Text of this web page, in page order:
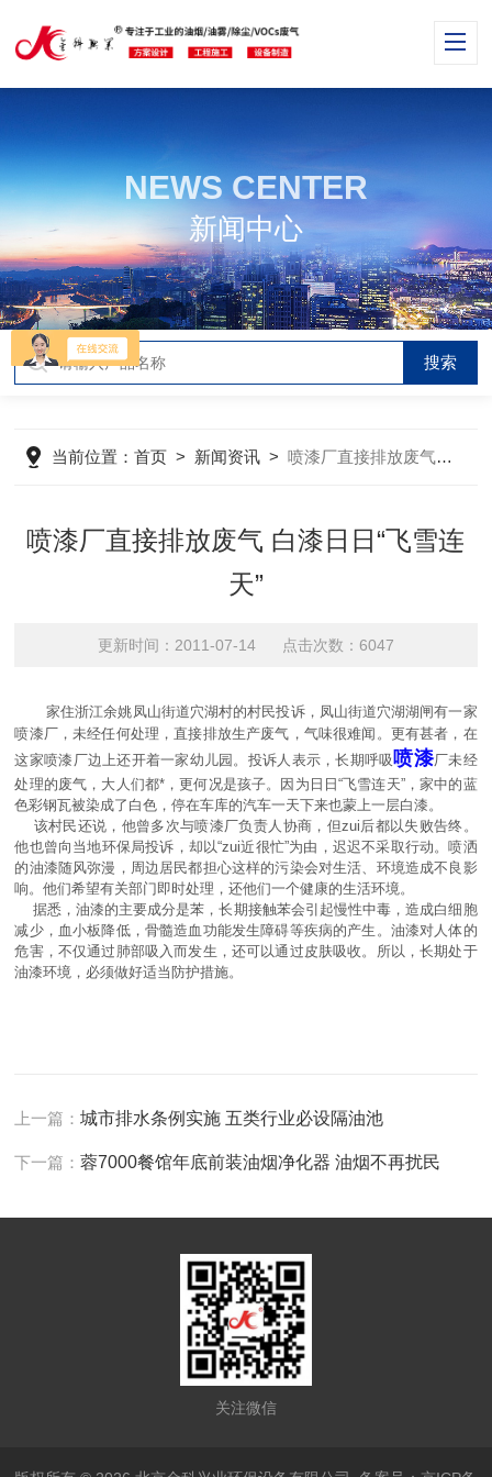
NEWS CENTER
新闻中心
当前位置：首页 > 新闻资讯 >喷漆厂直接排放废气 白漆日日“飞雪连天”
喷漆厂直接排放废气 白漆日日“飞雪连
天”
更新时间：2011-07-14 点击次数：6047
家住浙江余姚凤山街道穴湖村的村民投诉，凤山街道穴湖湖闸有一家
喷漆厂，未经任何处理，直接排放生产废气，气味很难闻。更有甚者，在
这家喷漆厂边上还开着一家幼儿园。投诉人表示，长期呼吸喷漆厂未经
处理的废气，大人们都*，更何况是孩子。因为日日“飞雪连天”，家中的蓝
色彩钢瓦被染成了白色，停在车库的汽车一天下来也蒙上一层白漆。
该村民还说，他曾多次与喷漆厂负责人协商，但zui后都以失败告终。
他也曾向当地环保局投诉，却以“zui近很忙”为由，迟迟不采取行动。喷洒
的油漆随风弥漫，周边居民都担心这样的污染会对生活、环境造成不良影
响。他们希望有关部门即时处理，还他们一个健康的生活环境。
据悉，油漆的主要成分是苯 ，长期接触苯会引起慢性中毒，造成白细胞
减少，血小板降低，骨髓造血功能发生障碍等疾病的产生。油漆对人体的
危害，不仅通过肺部吸入而发生，还可以通过皮肤吸收。所以，长期处于
油漆环境，必须做好适当防护措施。
上一篇：城市排水条例实施 五类行业必设隔油池
下一篇：蓉7000餐馆年底前装油烟净化器 油烟不再扰民
关注微信